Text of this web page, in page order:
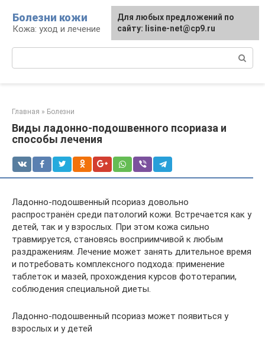
контенту
Болезни кожи
Кожа: уход и лечение
Главная » Болезни
Виды ладонно-подошвенного псориаза и
способы лечения
Ладонно-подошвенный псориаз довольно
распространён среди патологий кожи. Встречается как у
детей, так и у взрослых. При этом кожа сильно
травмируется, становясь восприимчивой к любым
раздражениям. Лечение может занять длительное время
и потребовать комплексного подхода: применение
таблеток и мазей, прохождения курсов фототерапии,
соблюдения специальной диеты.
Ладонно-подошвенный псориаз может появиться у
взрослых и у детей
Для любых предложений по
сайту: lisine-net@cp9.ru